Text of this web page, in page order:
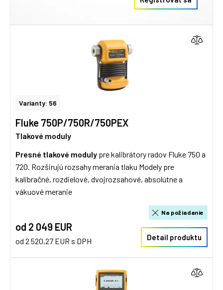
Varianty: 56
Fluke 750P/750R/750PEX
Tlakové moduly
Presné tlakové moduly pre kalibrátory radov Fluke 750 a
720. Rozširujú rozsahy merania tlaku Modely pre
kalibračné, rozdielové, dvojrozsahové, absolútne a
vákuové meranie
od 2 049 EUR
od 2 520,27 EUR s DPH
Na požiadanie
Detail produktu